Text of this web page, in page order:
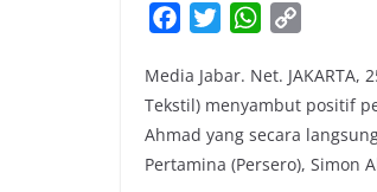
c
e
b
o
i
t
t
e
W
a
t
s
A
p
y
L
i
Media Jabar. Net.
Tekstil) menyambut positif
Ahmad yang secara
Pertamina (Persero), Simon